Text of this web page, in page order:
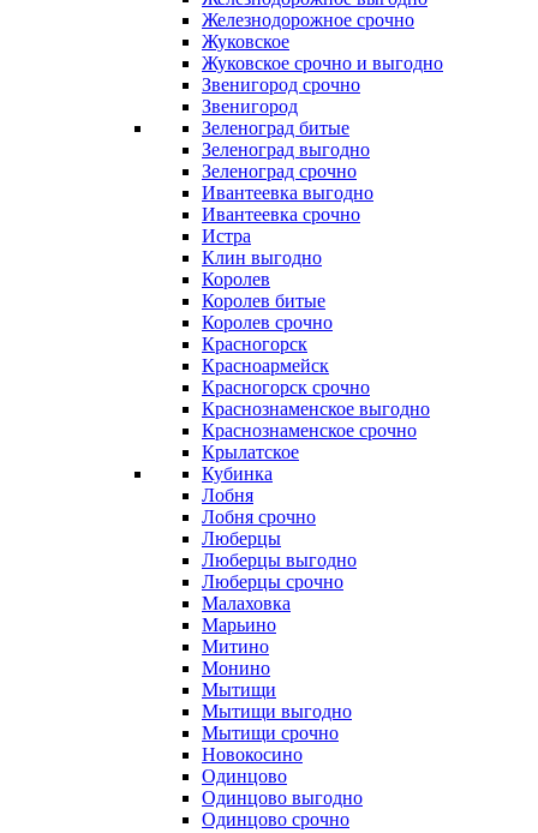
Железнодорожное срочно
Жуковское
Жуковское срочно и выгодно
Звенигород срочно
Звенигород
Зеленоград битые
Зеленоград выгодно
Зеленоград срочно
Ивантеевка выгодно
Ивантеевка срочно
Истра
Клин выгодно
Королев
Королев битые
Королев срочно
Красногорск
Красноармейск
Красногорск срочно
Краснознаменское выгодно
Краснознаменское срочно
Крылатское
Кубинка
Лобня
Лобня срочно
Люберцы
Люберцы выгодно
Люберцы срочно
Малаховка
Марьино
Митино
Монино
Мытищи
Мытищи выгодно
Мытищи срочно
Новокосино
Одинцово
Одинцово выгодно
Одинцово срочно